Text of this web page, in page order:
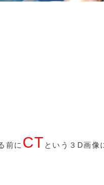
前に CT という３D画像